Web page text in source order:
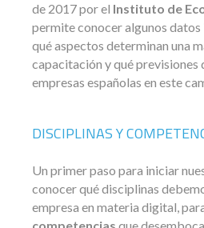
de 2017 por el Instituto de
permite conocer algunos
qué aspectos determinan una
capacitación y qué previsiones
empresas españolas en este
DISCIPLINAS Y
Un primer paso para iniciar
conocer qué disciplinas
empresa en materia digital,